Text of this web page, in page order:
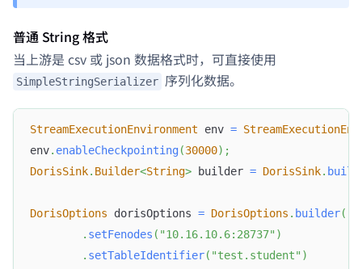
普通 String 格式
当上游是 csv 或 json 数据格式时，可直接使用
SimpleStringSerializer 序列化数据。
StreamExecutionEnvironment env =
env. enableCheckpointing(30000) ;
DorisSink. Builder<String> builder = DorisSink.
DorisOptions dorisOptions = DorisOptions . builder(
. setFenodes ( "10.16.10.6:28737" )
. setTableIdentifier( "test.student" )